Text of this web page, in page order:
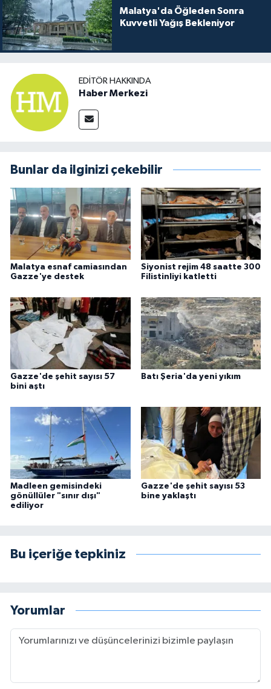
Malatya'da Öğleden Sonra
Kuvvetli Yağış Bekleniyor
EDITÖR HAKKINDA
Haber Merkezi
Bunlar da ilginizi çekebilir
Malatya esnaf camiasından
Gazze'ye destek
Siyonist rejim 48 saatte 300
Filistinliyi katletti
Gazze'de şehit sayısı 57
bini aştı
Batı Şeria'da yeni yıkım
Madleen gemisindeki
gönüllüler "sınır dışı"
ediliyor
Gazze'de şehit sayısı 53
bine yaklaştı
Bu içeriğe tepkiniz
Yorumlar